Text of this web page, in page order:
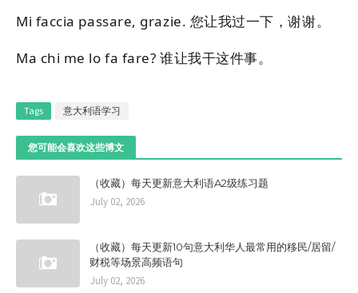
Mi faccia passare, grazie. 您让我过一下，谢谢。
Ma chi me lo fa fare? 谁让我干这件事。
Tags 意大利语学习
您可能会喜欢这些博文
（收藏）每天更新意大利语A2级练习题
July 02, 2026
（收藏）每天更新10句意大利华人最常用的移民/居留/
财税等场景高频语句
July 02, 2026